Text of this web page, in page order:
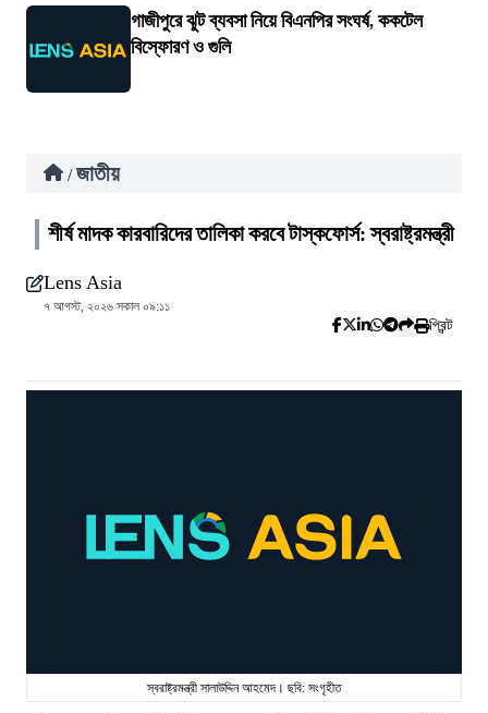
গাজীপুরে ঝুট ব্যবসা নিয়ে বিএনপির সংঘর্ষ, ককটেল
বিস্ফোরণ ও গুলি
/ জাতীয়
শীর্ষ মাদক কারবারিদের তালিকা করবে টাস্কফোর্স: স্বরাষ্ট্রমন্ত্রী
Lens Asia
৭ আগস্ট, ২০২৬ সকাল ০৯:১১
প্রিন্ট
স্বরাষ্ট্রমন্ত্রী সালাউদ্দিন আহমেদ। ছবি: সংগৃহীত